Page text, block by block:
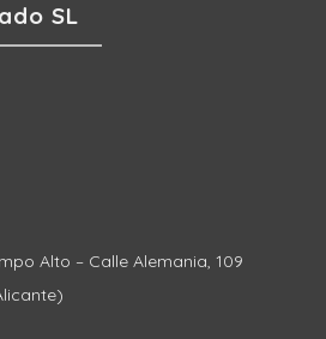
SL
Alto – Calle Alemania, 109